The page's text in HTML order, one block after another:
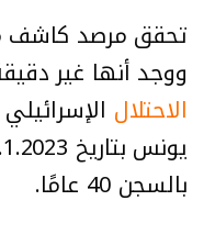
تحقق مرصد كاشف
ووجد أنها غير
الاحتلال
بالسجن 40 عامًا.